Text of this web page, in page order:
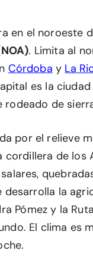
en el noroeste
. Limita al
Córdoba y La
es la
rodeado de
por el relieve
de los
la
Pómez y la
El clima es